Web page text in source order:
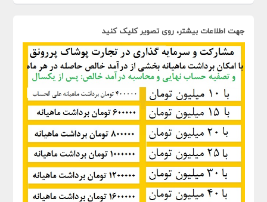
جهت اطلاعات بیشتر، روی تصویر کلیک کنید